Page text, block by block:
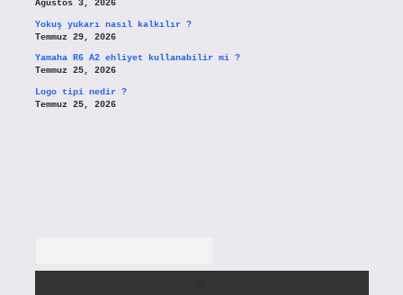
Ağustos 3, 2026
Yokuş yukarı nasıl kalkılır ?
Temmuz 29, 2026
Yamaha R6 A2 ehliyet kullanabilir mi ?
Temmuz 25, 2026
Logo tipi nedir ?
Temmuz 25, 2026